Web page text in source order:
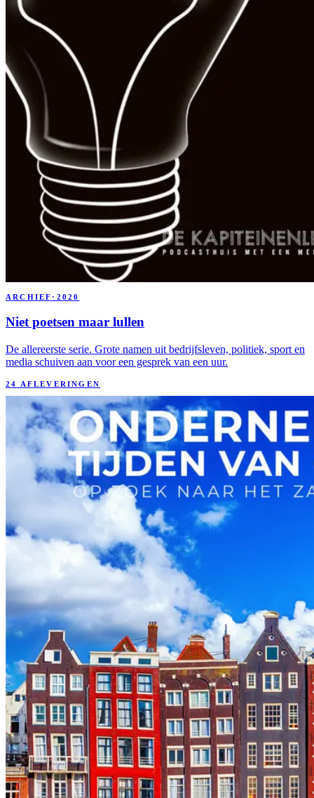
ARCHIEF · 2020
Niet poetsen maar lullen
De allereerste serie. Grote namen uit bedrijfsleven, politiek, sport en
media schuiven aan voor een gesprek van een uur.
24 AFLEVERINGEN